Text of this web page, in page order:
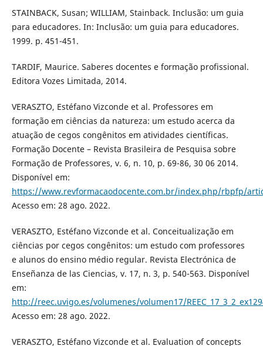
STAINBACK, Susan; WILLIAM, Stainback. Inclusão: um guia
para educadores. In: Inclusão: um guia para educadores.
1999. p. 451-451.
TARDIF, Maurice. Saberes docentes e formação profissional.
Editora Vozes Limitada, 2014.
VERASZTO, Estéfano Vizconde et al. Professores em
formação em ciências da natureza: um estudo acerca da
atuação de cegos congênitos em atividades científicas.
Formação Docente – Revista Brasileira de Pesquisa sobre
Formação de Professores, v. 6, n. 10, p. 69-86, 30 06 2014.
Disponível em:
https://www.revformacaodocente.com.br/index.php/rbpfp/
Acesso em: 28 ago. 2022.
VERASZTO, Estéfano Vizconde et al. Conceitualização em
ciências por cegos congênitos: um estudo com professores
e alunos do ensino médio regular. Revista Electrónica de
Enseñanza de las Ciencias, v. 17, n. 3, p. 540-563. Disponível
em:
http://reec.uvigo.es/volumenes/volumen17/
Acesso em: 28 ago. 2022.
VERASZTO, Estéfano Vizconde et al. Evaluation of concepts